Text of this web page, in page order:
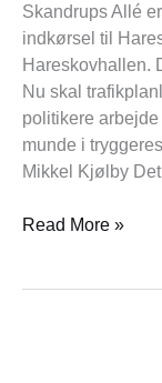
Skandrups Allé
indkørsel til
Hareskovhallen.
Nu skal
politikere arbejde
munde i
Mikkel Kjølby
Read More »